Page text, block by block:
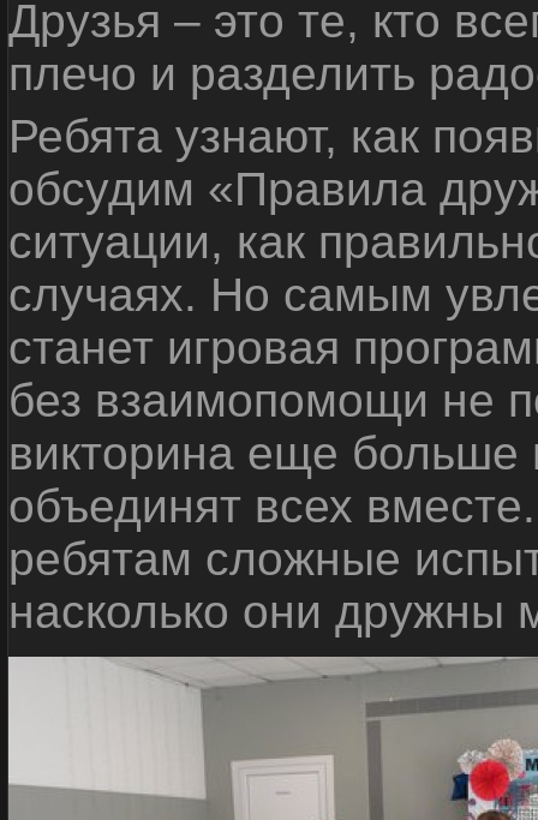
Друзья – это те, кто
плечо и разделить
Ребята узнают, как
обсудим «Правила
ситуации, как
случаях. Но самым
станет игровая
без взаимопомощи не
викторина еще
объединят всех
ребятам сложные
насколько они дружны